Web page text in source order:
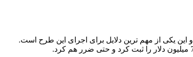
و این یکی از مهم ترین دلایل برای اجرای این طرح است.